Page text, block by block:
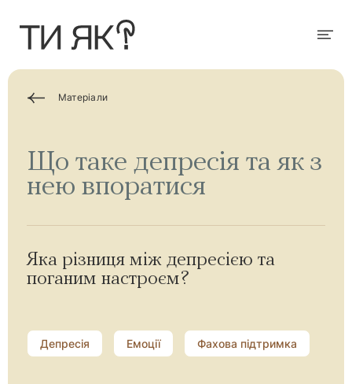
т
и
Матеріали
Що таке депресія та як з
нею впоратися
Яка різниця між депресією та
поганим настроєм?
Депресія Емоції Фахова підтримка